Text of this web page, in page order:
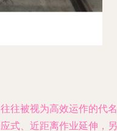
往被视为高效运作的代名
式、近距离作业延伸，另